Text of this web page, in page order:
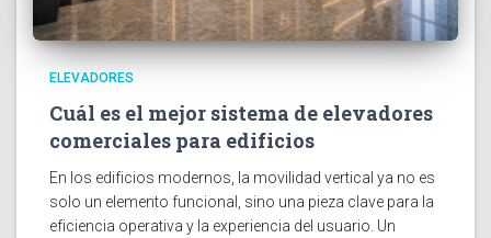
ELEVADORES
Cuál es el mejor sistema de elevadores
comerciales para edificios
En los edificios modernos, la movilidad vertical ya no es
solo un elemento funcional, sino una pieza clave para la
eficiencia operativa y la experiencia del usuario. Un